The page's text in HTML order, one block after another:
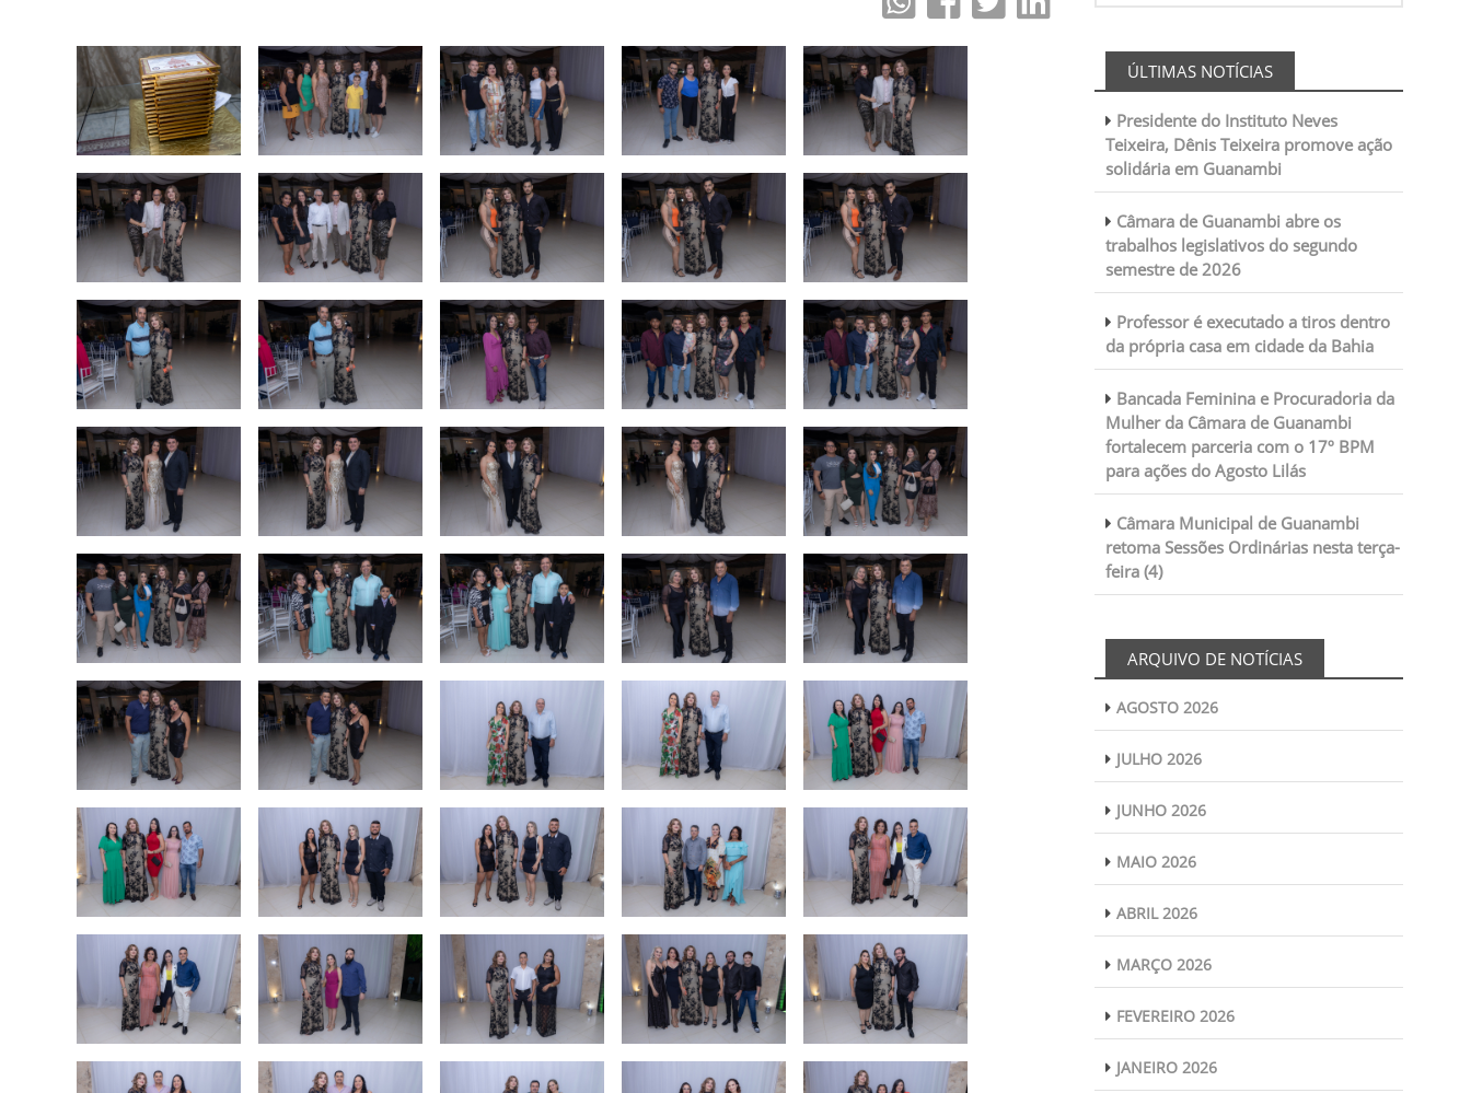
ÚLTIMAS NOTÍCIAS
Presidente do Instituto Neves
Teixeira, Dênis Teixeira promove ação
solidária em Guanambi
Câmara de Guanambi abre os
trabalhos legislativos do segundo
semestre de 2026
Professor é executado a tiros dentro
da própria casa em cidade da Bahia
Bancada Feminina e Procuradoria da
Mulher da Câmara de Guanambi
fortalecem parceria com o 17º BPM
para ações do Agosto Lilás
Câmara Municipal de Guanambi
retoma Sessões Ordinárias nesta terça-
feira (4)
ARQUIVO DE NOTÍCIAS
AGOSTO 2026
JULHO 2026
JUNHO 2026
MAIO 2026
ABRIL 2026
MARÇO 2026
FEVEREIRO 2026
JANEIRO 2026